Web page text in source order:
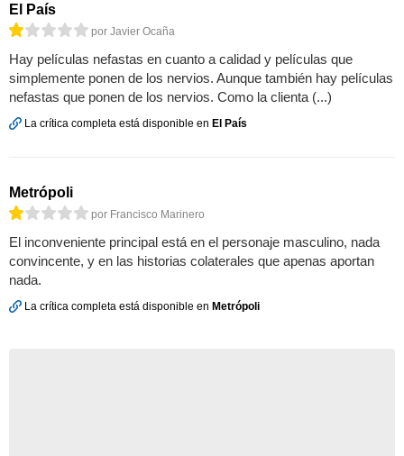
El País
por Javier Ocaña
Hay películas nefastas en cuanto a calidad y películas que
simplemente ponen de los nervios. Aunque también hay películas
nefastas que ponen de los nervios. Como la clienta (...)
La crítica completa está disponible en El País
Metrópoli
por Francisco Marinero
El inconveniente principal está en el personaje masculino, nada
convincente, y en las historias colaterales que apenas aportan
nada.
La crítica completa está disponible en Metrópoli